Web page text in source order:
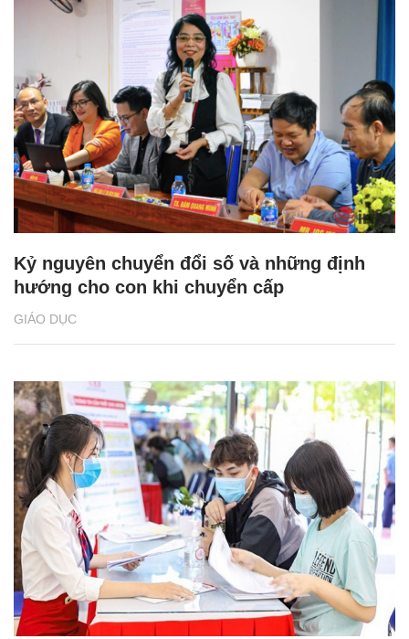
GIÁO DỤC
Kỷ nguyên chuyển đổi số và những định
hướng cho con khi chuyển cấp